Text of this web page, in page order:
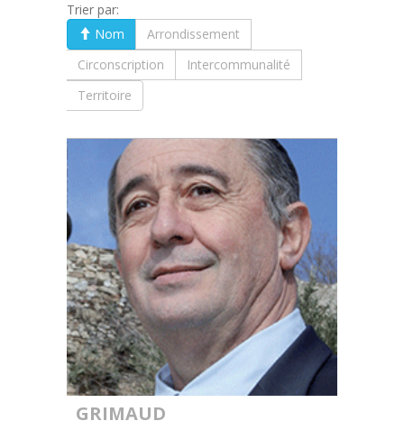
Trier par:
Nom
Arrondissement
Circonscription
Intercommunalité
Territoire
GRIMAUD